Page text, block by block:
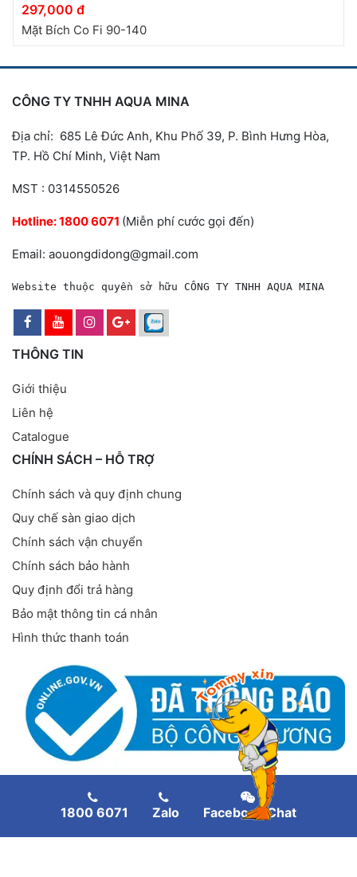
297,000 đ
Mặt Bích Co Fi 90-140
CÔNG TY TNHH AQUA MINA
Địa chỉ: 685 Lê Đức Anh, Khu Phố 39, P. Bình Hưng Hòa,
TP. Hồ Chí Minh, Việt Nam
MST : 0314550526
Hotline:1800 6071 (Miễn phí cước gọi đến)
Email: aouongdidong@gmail.com
Website thuộc quyền sở hữu CÔNG TY TNHH AQUA MINA
THÔNG TIN
Giới thiệu
Liên hệ
Catalogue
CHÍNH SÁCH – HỖ TRỢ
Chính sách và quy định chung
Quy chế sàn giao dịch
Chính sách vận chuyển
Chính sách bảo hành
Quy định đổi trả hàng
Bảo mật thông tin cá nhân
Hình thức thanh toán
1800 6071
Zalo Facebook Chat